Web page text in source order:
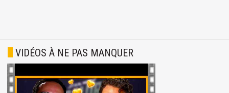
VIDÉOS À NE PAS MANQUER